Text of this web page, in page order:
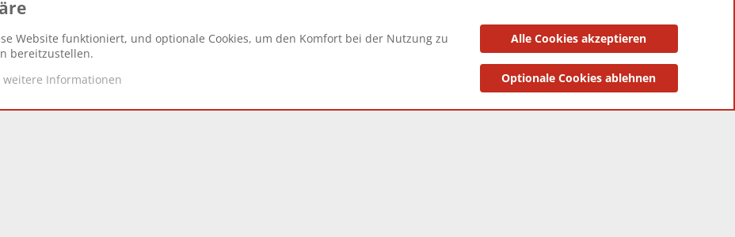
[Du] Datenschutzerklärung Impressum
Website funktioniert, und optionale Cookies, um den Komfort bei der Nutzung zu
bereitzustellen.
Informationen
Alle Cookies akzeptieren
Optionale Cookies ablehnen